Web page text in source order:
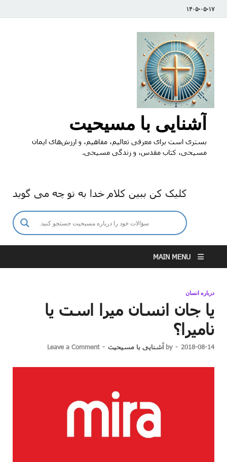
۱۴۰۵-۰۵-۱۷
آشنایی با مسیحیت
بستری است برای معرفی تعالیم، مفاهیم، و ارزش‌های ایمان
مسیحی، کتاب مقدس، و زندگی مسیحی.
کلیک کن ببین کلام خدا به تو چه می گوید
MAIN MENU
درباره انسان
یا جان انسان میرا است یا
نامیرا؟
2018-08-14
-
by آشنایی با مسیحیت -
Leave a Comment